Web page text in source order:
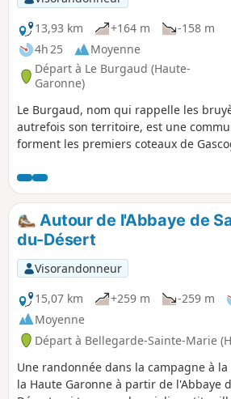
13,93 km
+164 m
-158 m
4h 25
Moyenne
Départ à Le Burgaud (Haute-
Garonne)
Le Burgaud, nom qui rappelle les
autrefois son territoire, est une
forment les premiers coteaux de
village. Celui-ci est créé en 1124 grâce
Bertrand de Cobirac qui cède ce
Saint-Jean de Jérusalem qui y
jusqu’en 1789. Le village alors fortifié
l’église et de la maison forte des
Autour de l'Abbaye de
du-Désert
Visorandonneur
15,07 km
+259 m -259 m
Moyenne
Départ à Bellegarde-Sainte-Marie
Une randonnée dans la campagne à
la Haute Garonne à partir de l'Abbaye